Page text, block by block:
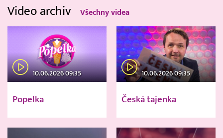
Video archiv Všechny videa
10.06.2026 09:35
Popelka
10.06.2026 09:35
Česká tajenka